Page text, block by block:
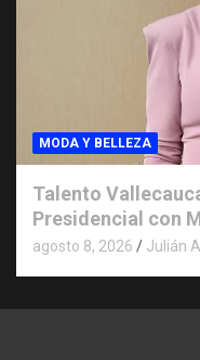
MODA Y BELLEZA
Talento
Presidencial con
agosto 8, 2026 Julián